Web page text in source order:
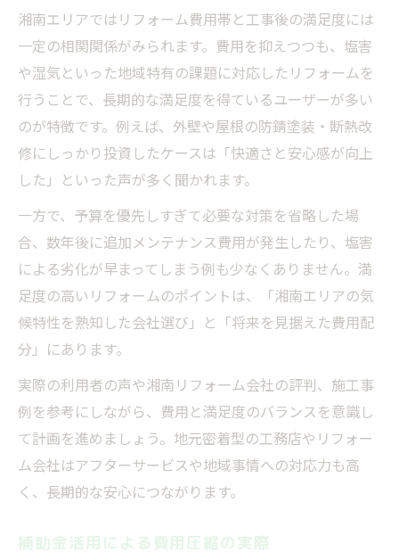
湘南エリアではリフォーム費用帯と工事後の満足度には
一定の相関関係がみられます。費用を抑えつつも、塩害
や湿気といった地域特有の課題に対応したリフォームを
行うことで、長期的な満足度を得ているユーザーが多い
のが特徴です。例えば、外壁や屋根の防錆塗装・断熱改
修にしっかり投資したケースは「快適さと安心感が向上
した」といった声が多く聞かれます。
一方で、予算を優先しすぎて必要な対策を省略した場
合、数年後に追加メンテナンス費用が発生したり、塩害
による劣化が早まってしまう例も少なくありません。満
足度の高いリフォームのポイントは、「湘南エリアの気
候特性を熟知した会社選び」と「将来を見据えた費用配
分」にあります。
実際の利用者の声や湘南リフォーム会社の評判、施工事
例を参考にしながら、費用と満足度のバランスを意識し
て計画を進めましょう。地元密着型の工務店やリフォー
ム会社はアフターサービスや地域事情への対応力も高
く、長期的な安心につながります。
補助金活用による費用圧縮の実際